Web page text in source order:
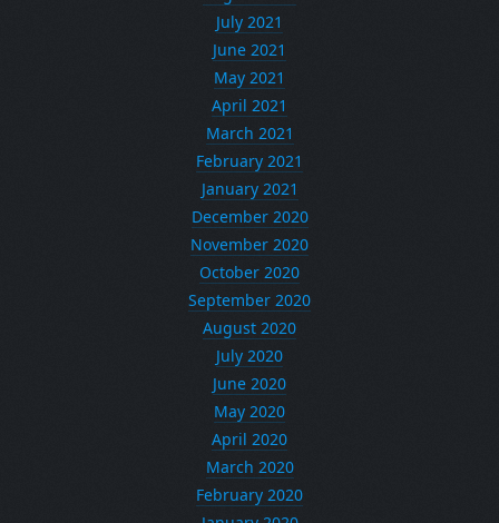
July 2021
June 2021
May 2021
April 2021
March 2021
February 2021
January 2021
December 2020
November 2020
October 2020
September 2020
August 2020
July 2020
June 2020
May 2020
April 2020
March 2020
February 2020